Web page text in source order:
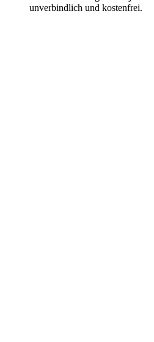
unverbindlich und kostenfrei.